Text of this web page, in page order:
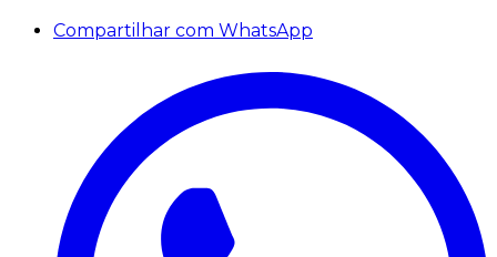
Compartilhar com WhatsApp